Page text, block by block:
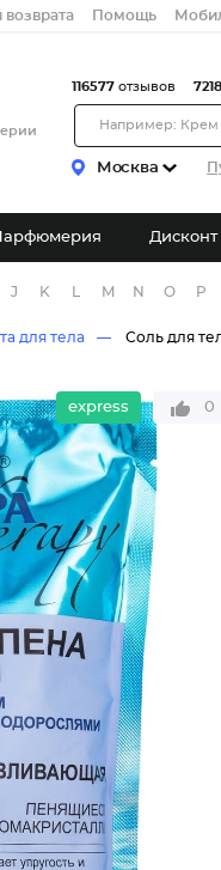
возврата Помощь
Москва
116577 отзывов
Дисконт
J K M N O P
для тела Соль для
express 0